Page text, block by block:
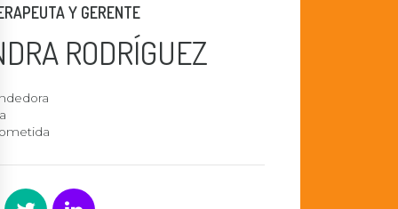
Y GERENTE
RODRÍGUEZ